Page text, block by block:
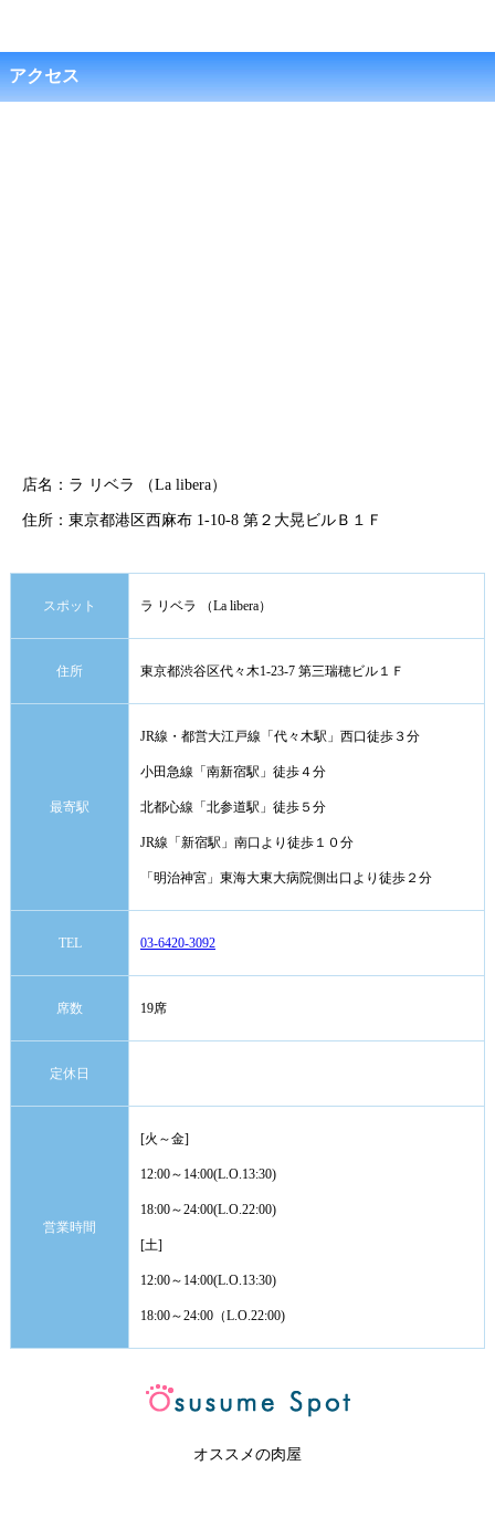
アクセス
店名：ラ リベラ （La libera）
住所：東京都港区西麻布 1-10-8 第２大晃ビルＢ１Ｆ
スポット ラ リベラ （La libera）
住所 東京都渋谷区代々木1-23-7 第三瑞穂ビル１Ｆ
最寄駅
JR線・都営大江戸線「代々木駅」西口徒歩３分
小田急線「南新宿駅」徒歩４分
北都心線「北参道駅」徒歩５分
JR線「新宿駅」南口より徒歩１０分
「明治神宮」東海大東大病院側出口より徒歩２分
TEL 03-6420-3092
席数 19席
定休日
営業時間
[火～金]
12:00～14:00(L.O.13:30)
18:00～24:00(L.O.22:00)
[土]
12:00～14:00(L.O.13:30)
18:00～24:00（L.O.22:00)
オススメの肉屋